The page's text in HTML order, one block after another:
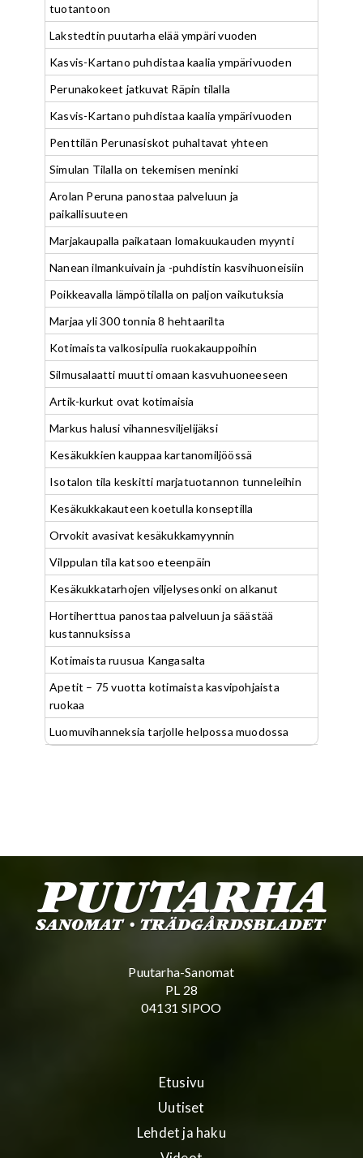
tuotantoon
Lakstedtin puutarha elää ympäri vuoden
Kasvis-Kartano puhdistaa kaalia ympärivuoden
Perunakokeet jatkuvat Räpin tilalla
Kasvis-Kartano puhdistaa kaalia ympärivuoden
Penttilän Perunasiskot puhaltavat yhteen
Simulan Tilalla on tekemisen meninki
Arolan Peruna panostaa palveluun ja
paikallisuuteen
Marjakaupalla paikataan lomakuukauden myynti
Nanean ilmankuivain ja -puhdistin kasvihuoneisiin
Poikkeavalla lämpötilalla on paljon vaikutuksia
Marjaa yli 300 tonnia 8 hehtaarilta
Kotimaista valkosipulia ruokakauppoihin
Silmusalaatti muutti omaan kasvuhuoneeseen
Artik-kurkut ovat kotimaisia
Markus halusi vihannesviljelijäksi
Kesäkukkien kauppaa kartanomiljöössä
Isotalon tila keskitti marjatuotannon tunneleihin
Kesäkukkakauteen koetulla konseptilla
Orvokit avasivat kesäkukkamyynnin
Vilppulan tila katsoo eteenpäin
Kesäkukkatarhojen viljelysesonki on alkanut
Hortiherttua panostaa palveluun ja säästää
kustannuksissa
Kotimaista ruusua Kangasalta
Apetit – 75 vuotta kotimaista kasvipohjaista
ruokaa
Luomuvihanneksia tarjolle helpossa muodossa
Puutarha-Sanomat
PL 28
04131 SIPOO
Etusivu
Uutiset
Lehdet ja haku